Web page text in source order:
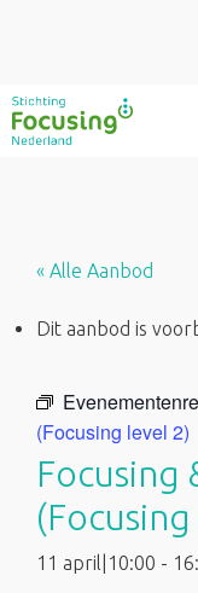
Ga
naar
« Alle Aanbod
Dit aanbod is
(Focusing level 2)
Focusing
11 april|10:00 -